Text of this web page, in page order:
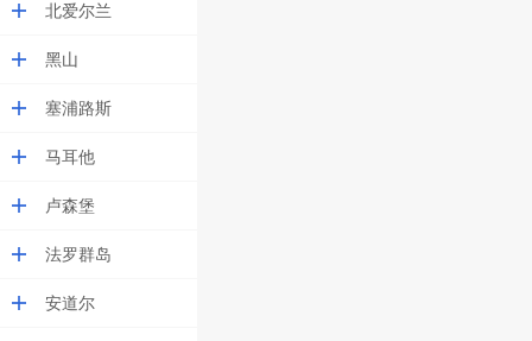
北爱尔兰
黑山
塞浦路斯
马耳他
卢森堡
法罗群岛
安道尔